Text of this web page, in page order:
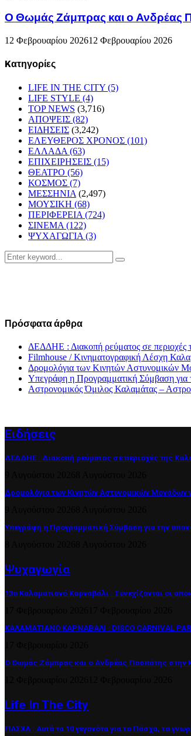
Ο Θωμάς Ζάμπρας και ο Ανδρέας
12 Φεβρουαρίου 202612 Φεβρουαρίου 2026
Kατηγορίες
LIFE IN THE CITY (5)
LIFE STYLE (4)
TOP NEWS (3,716)
ΑΠΟΨΕΙΣ (82)
ΕΙΔΗΣΕΙΣ (3,242)
ΕΛΕΥΘΕΡΟΣ ΧΡΟΝΟΣ (101)
ΕΛΛΑΔΑ (63)
ΕΠΙΧΕΙΡΗΣΕΙΣ (15)
ΘΕΑΤΡΟ (56)
ΚΟΣΜΟΣ (7)
ΜΕΣΣΗΝΙΑ (2,497)
ΜΟΥΣΙΚΗ (68)
ΠΕΡΙΦΕΡΕΙΑ (724)
ΣΙΝΕΜΑ (122)
ΨΥΧΑΓΩΓΙΑ (3)
Search
for:
Search
Πρόσφατα άρθρα
ΔΕΔΔΗΕ : Διακοπή ρεύματος σε περιοχές
Filmhouse / Κινηματογραφική
Δρομολόγια των Κινητών Αστυνομικών
Υπεγράφη η Προγραμματική Σύμβαση για
Αστρονομικός Όμιλος Καλαμάτας –
Ειδήσεις
ΔΕΔΔΗΕ : Διακοπή ρεύματος σε περιοχές της
Δρομολόγια των Κινητών Αστυνομικών Μονάδων
Υπεγράφη η Προγραμματική Σύμβαση για την
Ψυχαγωγία
13ο Καλαματιανό Καρναβάλι : Συνεχίζονται οι
ΚΑΛΑΜΑΤΙΑΝΟ ΚΑΡΝΑΒΑΛΙ : DISCO CARNIVAL
Ο Θωμάς Ζάμπρας και ο Ανδρέας Πασπάτης
Life In The City
ΠΑΣΧΑ : Αυτά τα 10 γεγονότα για το Πάσχα, τα